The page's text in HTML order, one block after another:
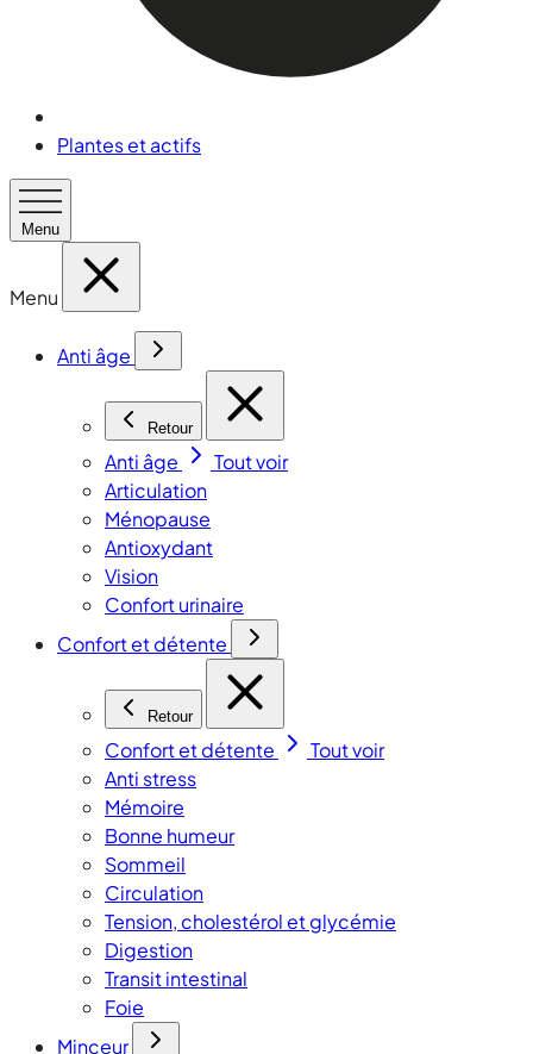
Plantes et actifs
Menu
Menu
Anti âge
Retour
Anti âge
Tout voir
Articulation
Ménopause
Antioxydant
Vision
Confort urinaire
Confort et détente
Retour
Confort et détente
Tout voir
Anti stress
Mémoire
Bonne humeur
Sommeil
Circulation
Tension, cholestérol et glycémie
Digestion
Transit intestinal
Foie
Minceur